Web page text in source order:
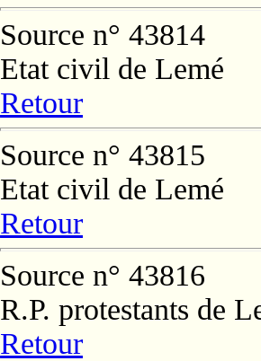
Source n° 43814
Etat civil de Lemé
Retour
Source n° 43815
Etat civil de Lemé
Retour
Source n° 43816
R.P. protestants de
Retour